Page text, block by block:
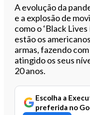
A evolução da
e a explosão de
como o ‘Black
estão os
armas, fazendo
atingido os seus
20 anos.
Escolha a
preferida no